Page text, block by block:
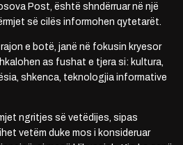
Post, është shndërruar në një
së cilës informohen qytetarët.
e botë, janë në fokusin kryesor
as fushat e tjera si: kultura,
shkenca, teknologjia informative
ngritjes së vetëdijes, sipas
vetëm duke mos i konsideruar